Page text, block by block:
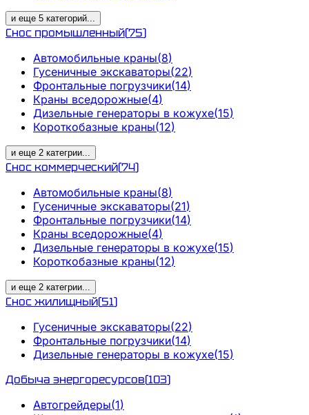
и еще 5 категорий...
Снос промышленный(75)
Автомобильные краны(8)
Гусеничные экскаваторы(22)
Фронтальные погрузчики(14)
Краны вседорожные(4)
Дизельные генераторы в кожухе(15)
Короткобазные краны(12)
и еще 2 категрии...
Снос коммерческий(74)
Автомобильные краны(8)
Гусеничные экскаваторы(21)
Фронтальные погрузчики(14)
Краны вседорожные(4)
Дизельные генераторы в кожухе(15)
Короткобазные краны(12)
и еще 2 категрии...
Снос жилищный(51)
Гусеничные экскаваторы(22)
Фронтальные погрузчики(14)
Дизельные генераторы в кожухе(15)
Добыча энергоресурсов(103)
Автогрейдеры(1)